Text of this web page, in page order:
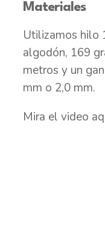
Materiales
Utilizamos hilo
algodón, 169
metros y un
mm o 2,0 mm.
Mira el video